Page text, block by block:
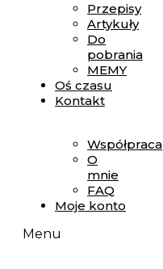
Przepisy
Artykuły
Do
pobrania
MEMY
Oś czasu
Kontakt
Współpraca
O
mnie
FAQ
Moje konto
Menu